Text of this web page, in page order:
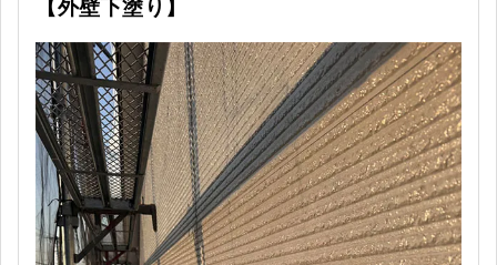
【外壁下塗り 】